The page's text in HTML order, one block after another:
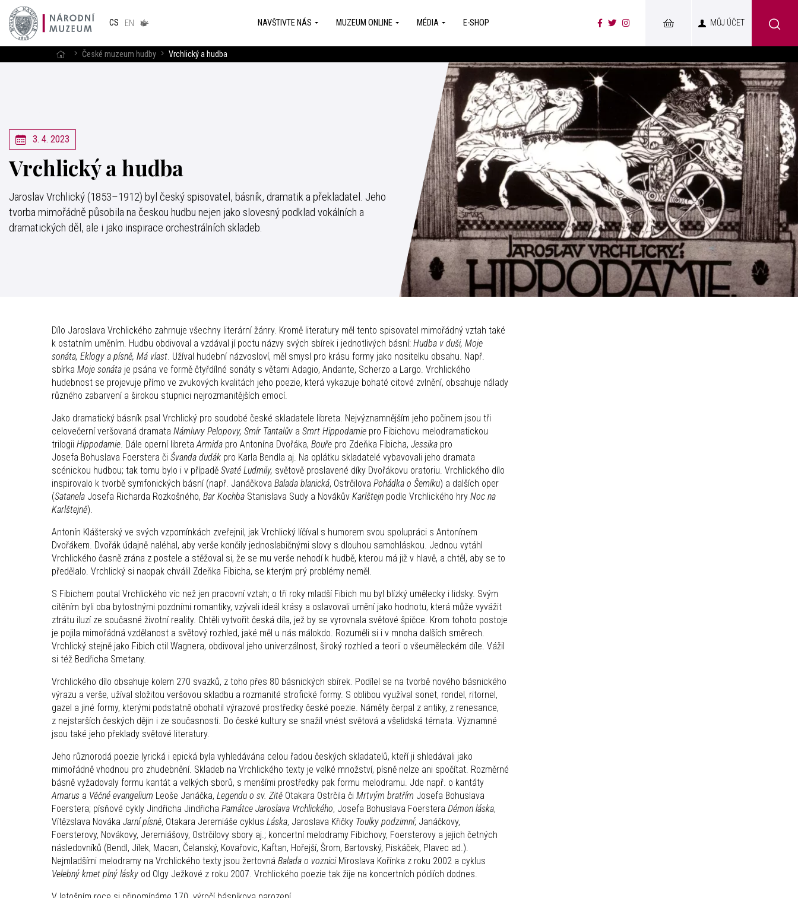
CS EN
v českém
NAVŠTIVTE NÁS MUZEUM ONLINE MÉDIA E-SHOP MŮJ ÚČET
České muzeum hudby Vrchlický a hudba
3. 4. 2023
Vrchlický a hudba
Jaroslav Vrchlický (1853–1912) byl český spisovatel, básník, dramatik a překladatel. Jeho
tvorba mimořádně působila na českou hudbu nejen jako slovesný podklad vokálních a
dramatických děl, ale i jako inspirace orchestrálních skladeb.
Dílo Jaroslava Vrchlického zahrnuje všechny literární žánry. Kromě literatury měl tento spisovatel mimořádný vztah také
k ostatním uměním. Hudbu obdivoval a vzdával jí poctu názvy svých sbírek i jednotlivých básní: Hudba v duši, Moje
sonáta, Eklogy a písně, Má vlast. Užíval hudební názvosloví, měl smysl pro krásu formy jako nositelku obsahu. Např.
sbírka Moje sonáta je psána ve formě čtyřdílné sonáty s větami Adagio, Andante, Scherzo a Largo. Vrchlického
hudebnost se projevuje přímo ve zvukových kvalitách jeho poezie, která vykazuje bohaté citové zvlnění, obsahuje nálady
různého zabarvení a širokou stupnici nejrozmanitějších emocí.
Jako dramatický básník psal Vrchlický pro soudobé české skladatele libreta. Nejvýznamnějším jeho počinem jsou tři
celovečerní veršovaná dramata Námluvy Pelopovy, Smír Tantalův a Smrt Hippodamie pro Fibichovu melodramatickou
trilogii Hippodamie. Dále operní libretaArmida pro Antonína Dvořáka, Bouře pro Zdeňka Fibicha, Jessika pro
Josefa Bohuslava Foerstera či Švanda dudák pro Karla Bendla aj. Na oplátku skladatelé vybavovali jeho dramata
scénickou hudbou; tak tomu bylo i v případě Svaté Ludmily, světově proslavené díky Dvořákovu oratoriu. Vrchlického dílo
inspirovalo k tvorbě symfonických básní (např. Janáčkova Balada blanická, Ostrčilova Pohádka o Šemíku) a dalších oper
(Satanela Josefa Richarda Rozkošného, Bar Kochba Stanislava Sudy a Novákův Karlštejn podle Vrchlického hry Noc na
Karlštejně).
Antonín Klášterský ve svých vzpomínkách zveřejnil, jak Vrchlický líčíval s humorem svou spolupráci s Antonínem
Dvořákem. Dvořák údajně naléhal, aby verše končily jednoslabičnými slovy s dlouhou samohláskou. Jednou vytáhl
Vrchlického časně zrána z postele a stěžoval si, že se mu verše nehodí k hudbě, kterou má již v hlavě, a chtěl, aby se to
předělalo. Vrchlický si naopak chválil Zdeňka Fibicha, se kterým prý problémy neměl.
S Fibichem poutal Vrchlického víc než jen pracovní vztah; o tři roky mladší Fibich mu byl blízký umělecky i lidsky. Svým
cítěním byli oba bytostnými pozdními romantiky, vzývali ideál krásy a oslavovali umění jako hodnotu, která může vyvážit
ztrátu iluzí ze současné životní reality. Chtěli vytvořit česká díla, jež by se vyrovnala světové špičce. Krom tohoto postoje
je pojila mimořádná vzdělanost a světový rozhled, jaké měl u nás málokdo. Rozuměli si i v mnoha dalších směrech.
Vrchlický stejně jako Fibich ctil Wagnera, obdivoval jeho univerzálnost, široký rozhled a teorii o všeuměleckém díle. Vážil
si též Bedřicha Smetany.
Vrchlického dílo obsahuje kolem 270 svazků, z toho přes 80 básnických sbírek. Podílel se na tvorbě nového básnického
výrazu a verše, užíval složitou veršovou skladbu a rozmanité strofické formy. S oblibou využíval sonet, rondel, ritornel,
gazel a jiné formy, kterými podstatně obohatil výrazové prostředky české poezie. Náměty čerpal z antiky, z renesance,
z nejstarších českých dějin i ze současnosti. Do české kultury se snažil vnést světová a všelidská témata. Významné
jsou také jeho překlady světové literatury.
Jeho různorodá poezie lyrická i epická byla vyhledávána celou řadou českých skladatelů, kteří ji shledávali jako
mimořádně vhodnou pro zhudebnění. Skladeb na Vrchlického texty je velké množství, písně nelze ani spočítat. Rozměrné
básně vyžadovaly formu kantát a velkých sborů, s menšími prostředky pak formu melodramu. Jde např. o kantáty
Amarus a Věčné evangelium Leoše Janáčka, Legendu o sv. Zitě Otakara Ostrčila či Mrtvým bratřím Josefa Bohuslava
Foerstera; písňové cykly Jindřicha Jindřicha Památce Jaroslava Vrchlického, Josefa Bohuslava Foerstera Démon láska,
Vítězslava Nováka Jarní písně, Otakara Jeremiáše cyklus Láska, Jaroslava Křičky Toulky podzimní; Janáčkovy,
Foersterovy, Novákovy, Jeremiášovy, Ostrčilovy sbory aj.; koncertní melodramy Fibichovy, Foersterovy a jejich četných
následovníků (Bendl, Jílek, Macan, Čelanský, Kovařovic, Kaftan, Hořejší, Šrom, Bartovský, Piskáček, Plavec ad.).
Nejmladšími melodramy na Vrchlického texty jsou žertovná Balada o vozniciMiroslava Kořínka z roku 2002 a cyklus
Velebný kmet plný lásky od Olgy Ježkové z roku 2007. Vrchlického poezie tak žije na koncertních pódiích dodnes.